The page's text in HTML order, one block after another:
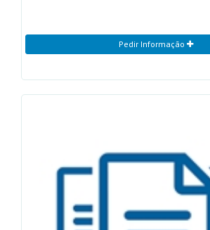
Pedir Informação